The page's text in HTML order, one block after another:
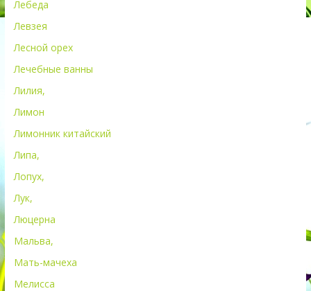
Лебеда
Левзея
Лесной орех
Лечебные ванны
Лилия,
Лимон
Лимонник китайский
Липа,
Лопух,
Лук,
Люцерна
Мальва,
Мать-мачеха
Мелисса